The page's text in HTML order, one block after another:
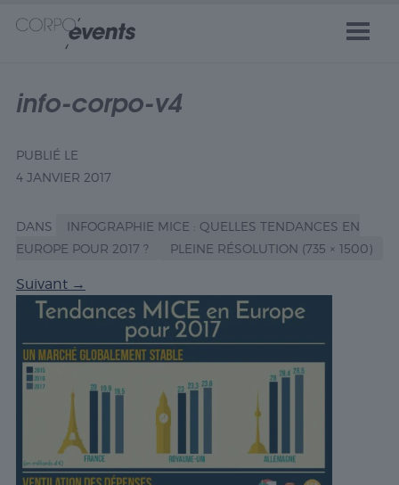
info-corpo-v4
PUBLIÉ LE
4 JANVIER 2017
DANS
INFOGRAPHIE MICE : QUELLES TENDANCES EN
EUROPE POUR 2017 ?
PLEINE RÉSOLUTION (735 × 1500)
Suivant →